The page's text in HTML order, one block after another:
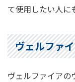
て使用したい人に
ヴェルファ
ヴェルファイア